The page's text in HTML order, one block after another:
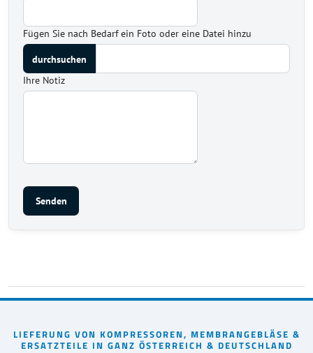
Fügen Sie nach Bedarf ein Foto oder eine Datei hinzu
Ihre Notiz
Senden
LIEFERUNG VON KOMPRESSOREN, MEMBRANGEBLÄSE &
ERSATZTEILE IN GANZ ÖSTERREICH & DEUTSCHLAND